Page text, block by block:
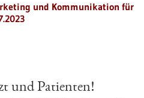
und Kommunikation für
und Patienten!